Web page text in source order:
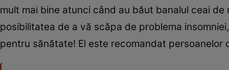
mult mai bine atunci când au băut banalul ceai
posibilitatea de a vă scăpa de problema
pentru sănătate! El este recomandat persoanelor